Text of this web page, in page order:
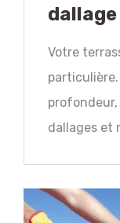
dallage
Votre
dallages et